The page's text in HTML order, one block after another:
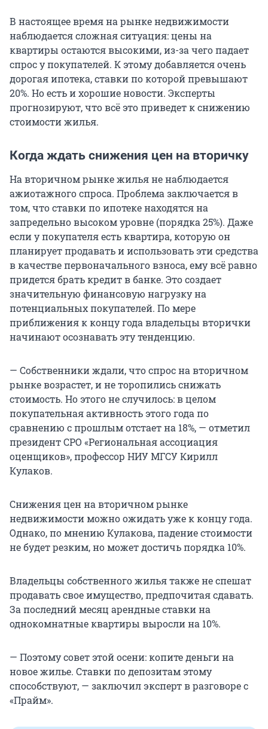
В настоящее время на рынке недвижимости
наблюдается сложная ситуация: цены на
квартиры остаются высокими, из-за чего падает
спрос у покупателей. К этому добавляется очень
дорогая ипотека, ставки по которой превышают
20%. Но есть и хорошие новости. Эксперты
прогнозируют, что всё это приведет к снижению
стоимости жилья.
Когда ждать снижения цен на вторичку
На вторичном рынке жилья не наблюдается
ажиотажного спроса. Проблема заключается в
том, что ставки по ипотеке находятся на
запредельно высоком уровне (порядка 25%). Даже
если у покупателя есть квартира, которую он
планирует продавать и использовать эти средства
в качестве первоначального взноса, ему всё равно
придется брать кредит в банке. Это создает
значительную финансовую нагрузку на
потенциальных покупателей. По мере
приближения к концу года владельцы вторички
начинают осознавать эту тенденцию.
— Собственники ждали, что спрос на вторичном
рынке возрастет, и не торопились снижать
стоимость. Но этого не случилось: в целом
покупательная активность этого года по
сравнению с прошлым отстает на 18%, — отметил
президент СРО «Региональная ассоциация
оценщиков», профессор НИУ МГСУ Кирилл
Кулаков.
Снижения цен на вторичном рынке
недвижимости можно ожидать уже к концу года.
Однако, по мнению Кулакова, падение стоимости
не будет резким, но может достичь порядка 10%.
Владельцы собственного жилья также не спешат
продавать свое имущество, предпочитая сдавать.
За последний месяц арендные ставки на
однокомнатные квартиры выросли на 10%.
— Поэтому совет этой осени: копите деньги на
новое жилье. Ставки по депозитам этому
способствуют, — заключил эксперт в разговоре с
«Прайм».